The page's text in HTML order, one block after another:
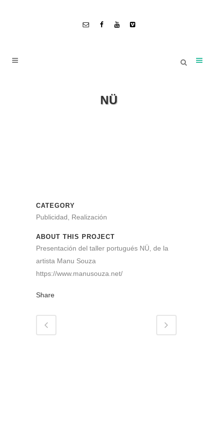
NÜ
CATEGORY
Publicidad, Realización
ABOUT THIS PROJECT
Presentación del taller portugués NÜ, de la
artista Manu Souza
https://www.manusouza.net/
Share